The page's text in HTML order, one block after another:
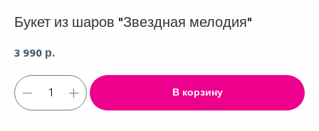
Букет из шаров "Звездная мелодия"
3 990 р.
В корзину